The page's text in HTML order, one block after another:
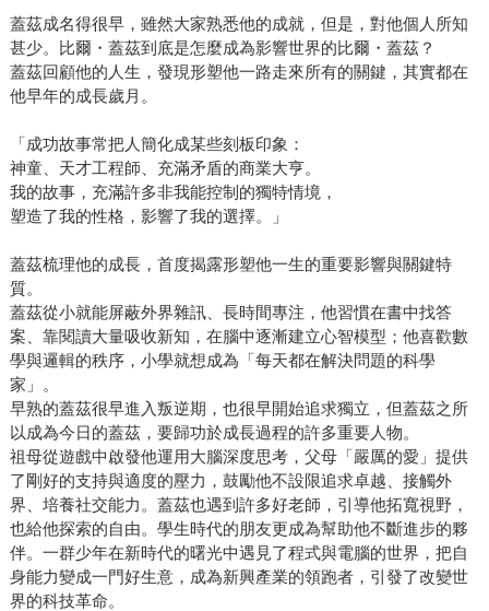
蓋茲成名得很早，雖然大家熟悉他的成就，但是，對他個人所知
甚少。比爾・蓋茲到底是怎麼成為影響世界的比爾・蓋茲？
蓋茲回顧他的人生，發現形塑他一路走來所有的關鍵，其實都在
他早年的成長歲月。
「成功故事常把人簡化成某些刻板印象：
神童、天才工程師、充滿矛盾的商業大亨。
我的故事，充滿許多非我能控制的獨特情境，
塑造了我的性格，影響了我的選擇。」
蓋茲梳理他的成長，首度揭露形塑他一生的重要影響與關鍵特
質。
蓋茲從小就能屏蔽外界雜訊、長時間專注，他習慣在書中找答
案、靠閱讀大量吸收新知，在腦中逐漸建立心智模型；他喜歡數
學與邏輯的秩序，小學就想成為「每天都在解決問題的科學
家」。
早熟的蓋茲很早進入叛逆期，也很早開始追求獨立，但蓋茲之所
以成為今日的蓋茲，要歸功於成長過程的許多重要人物。
祖母從遊戲中啟發他運用大腦深度思考，父母「嚴厲的愛」提供
了剛好的支持與適度的壓力，鼓勵他不設限追求卓越、接觸外
界、培養社交能力。蓋茲也遇到許多好老師，引導他拓寬視野，
也給他探索的自由。學生時代的朋友更成為幫助他不斷進步的夥
伴。一群少年在新時代的曙光中遇見了程式與電腦的世界，把自
身能力變成一門好生意，成為新興產業的領跑者，引發了改變世
界的科技革命。